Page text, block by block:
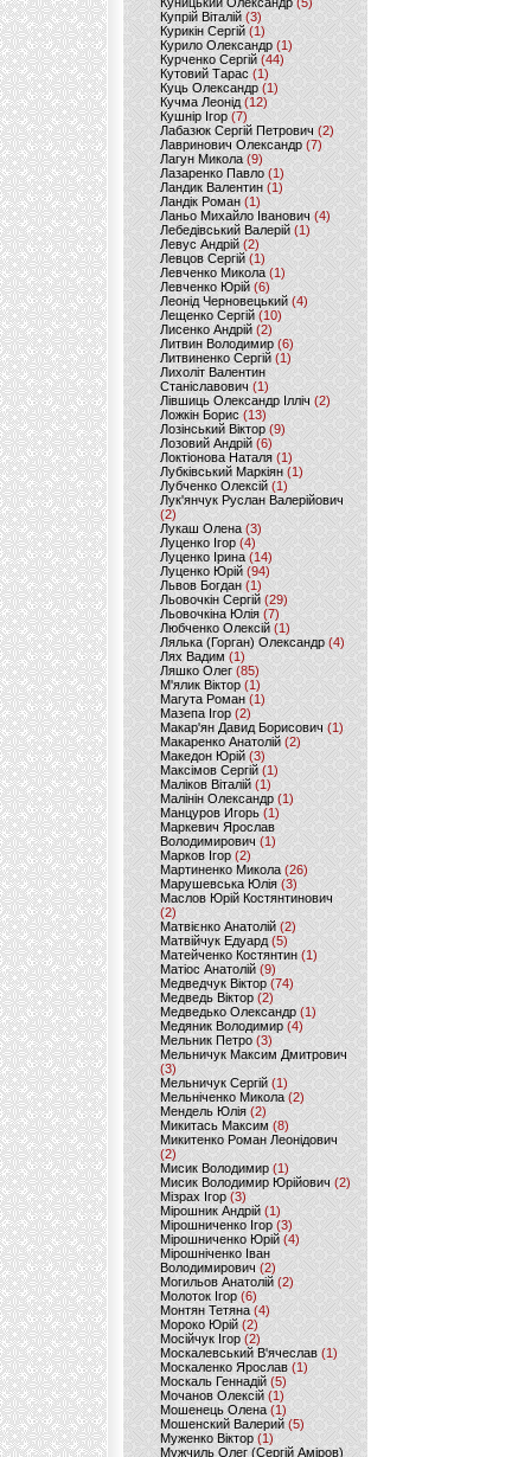
Купрій Віталій (3)
Курикін Сергій(1)
Курило Олександр (1)
Курченко Сергій (44)
Кутовий Тарас (1)
Куць Олександр (1)
Кучма Леонід (12)
Кушнір Ігор(7)
Лабазюк Сергій Петрович (2)
Лавринович Олександр(7)
Лагун Микола(9)
Лазаренко Павло (1)
Ландик Валентин (1)
Ландік Роман (1)
Ланьо Михайло Іванович(4)
Лебедівський Валерій(1)
Левус Андрій(2)
Левцов Сергій (1)
Левченко Микола (1)
Левченко Юрій (6)
Леонід Черновецький (4)
Лещенко Сергій (10)
Лисенко Андрій (2)
Литвин Володимир (6)
Литвиненко Сергій (1)
Лихоліт Валентин
Станіславович (1)
Лівшиць Олександр Ілліч (2)
Ложкін Борис(13)
Лозінський Віктор(9)
Лозовий Андрій (6)
Локтіонова Наталя (1)
Лубківський Маркіян(1)
Лубченко Олексій (1)
Лук'янчук Руслан Валерійович
(2)
Лукаш Олена (3)
Луценко Ігор (4)
Луценко Ірина (14)
Луценко Юрій (94)
Львов Богдан (1)
Льовочкін Сергій (29)
Льовочкіна Юлія(7)
Любченко Олексій(1)
Лялька (Горган) Олександр(4)
Лях Вадим (1)
Ляшко Олег (85)
М'ялик Віктор(1)
Магута Роман(1)
Мазепа Ігор (2)
Макар'ян Давид Борисович(1)
Макаренко Анатолій (2)
Македон Юрій(3)
Максімов Сергій (1)
Маліков Віталій (1)
Малінін Олександр (1)
Манцуров Игорь (1)
Маркевич Ярослав
Володимирович (1)
Марков Ігор (2)
Мартиненко Микола (26)
Марушевська Юлія (3)
Маслов Юрій Костянтинович
(2)
Матвієнко Анатолій (2)
Матвійчук Едуард(5)
Матейченко Костянтин (1)
Матіос Анатолій (9)
Медведчук Віктор(74)
Медведь Віктор (2)
Медведько Олександр (1)
Медяник Володимир(4)
Мельник Петро (3)
Мельничук Максим Дмитрович
(3)
Мельничук Сергій (1)
Мельніченко Микола (2)
Мендель Юлія (2)
Микитась Максим (8)
Микитенко Роман Леонідович
(2)
Мисик Володимир (1)
Мисик Володимир Юрійович(2)
Мізрах Ігор(3)
Мірошник Андрій(1)
Мірошниченко Ігор (3)
Мірошниченко Юрій(4)
Мірошніченко Іван
Володимирович (2)
Могильов Анатолій (2)
Молоток Ігор (6)
Монтян Тетяна (4)
Мороко Юрій(2)
Мосійчук Ігор (2)
Москалевський В'ячеслав (1)
Москаленко Ярослав (1)
Москаль Геннадій (5)
Мочанов Олексій(1)
Мошенець Олена(1)
Мошенский Валерий (5)
Муженко Віктор (1)
Мужчиль Олег (Сергій Аміров)